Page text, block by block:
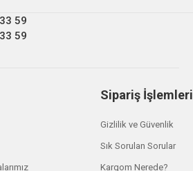
farklı alternatifler olmalı.
59
59
Sipariş İşlemleri
Gizlilik ve Güvenlik
Sık Sorulan Sorular
Kargom Nerede?